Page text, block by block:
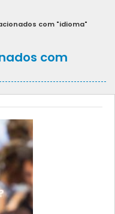
com "idioma"
com